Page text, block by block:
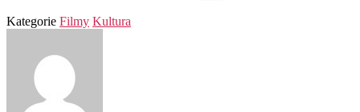
Kategorie Filmy Kultura